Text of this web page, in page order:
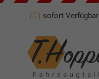
sofort Verfügbar